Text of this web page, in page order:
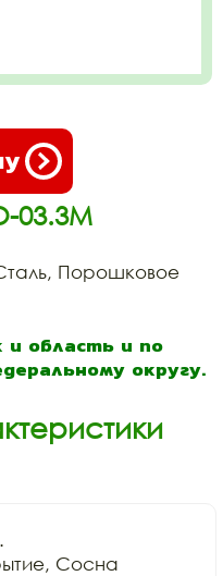
03.3М
Порошковое
и область и по
округу.
Сосна